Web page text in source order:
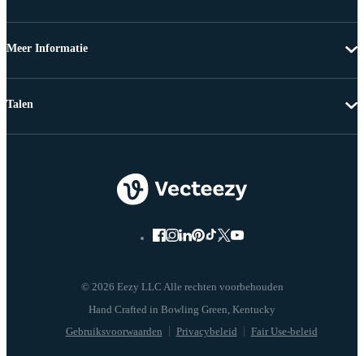
Meer Informatie
© 2026 Eezy LLC Alle rechten voorbehouden
Gebruiksvoorwaarden Privacybeleid Fair Use-beleid
Talen